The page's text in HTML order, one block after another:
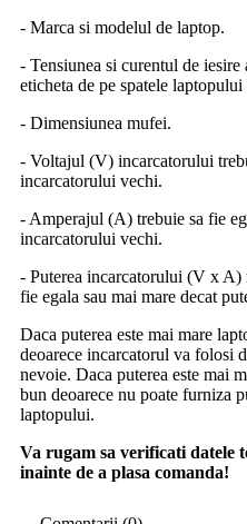
- Marca si modelul de laptop.
- Tensiunea si curentul de
eticheta de pe spatele
- Dimensiunea mufei.
- Voltajul (V) incarcatorului
incarcatorului vechi.
- Amperajul (A) trebuie sa fie
incarcatorului vechi.
- Puterea incarcatorului (V x A)
fie egala sau mai mare decat
Daca puterea este mai mare
deoarece incarcatorul va folosi
nevoie. Daca puterea este mai
bun deoarece nu poate furniza
laptopului.
Va rugam sa verificati datele
inainte de a plasa comanda!